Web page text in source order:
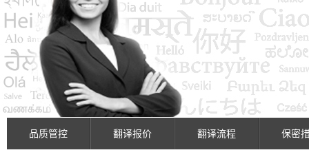
品质管控 翻译报价 翻译流程 保密